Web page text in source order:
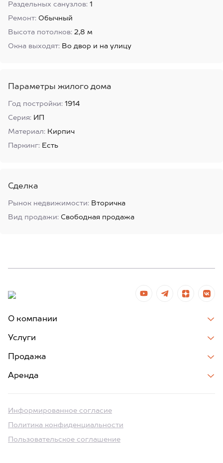
Раздельных санузлов: 1
Ремонт: Обычный
Высота потолков: 2,8 м
Окна выходят: Во двор и на улицу
Параметры жилого дома
Год постройки: 1914
Серия: ИП
Материал: Кирпич
Паркинг: Есть
Сделка
Рынок недвижимости: Вторичка
Вид продажи: Свободная продажа
О компании
Услуги
Продажа
Аренда
Информированное согласие
Политика конфиденциальности
Пользовательское соглашение